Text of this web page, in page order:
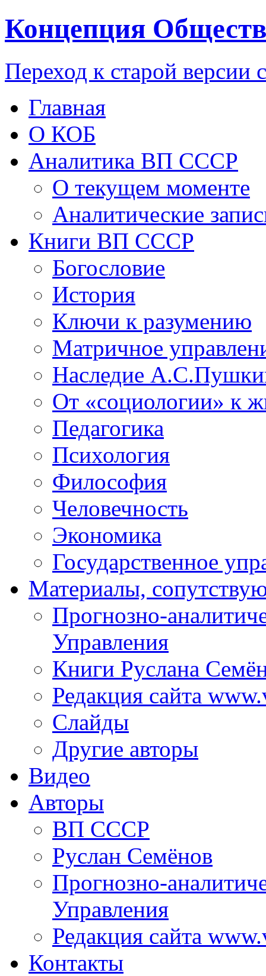
Концепция
Переход к старой версии
Главная
О КОБ
Аналитика ВП СССР
О текущем моменте
Аналитические
Книги ВП СССР
Богословие
История
Ключи к разумению
Матричное
Наследие
От «социологии» к
Педагогика
Психология
Философия
Человечность
Экономика
Государственное
Материалы,
Прогнозно-
Управления
Книги Руслана
Редакция сайта
Слайды
Другие авторы
Видео
Авторы
ВП СССР
Руслан Семёнов
Прогнозно-
Управления
Редакция сайта
Контакты